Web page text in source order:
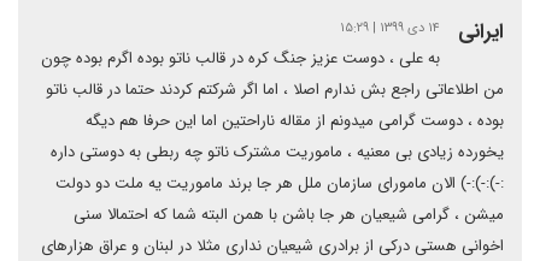
ایرانی ۱۴ دی ۱۳۹۹ | ۱۵:۲۹
به علی ، دوست عزیز جنگ کره در قالب ناتو بوده اگرم بوده چون
من اطلاعاتی راجع بش ندارم اصلا ، اما اگر شرکتم کردند حتما در قالب ناتو
بوده ، دوست گرامی میدونم از مقاله ناراحتین اما این حرفا هم دیگه
یخورده زیادی بی معنیه ، ماموریت مشترک ناتو چه ربطی به دوستی داره
:-):-):-) الان مامورای سازمان ملل هر جا برند ماموریت یه ملت دو دولت
میشن ، گرامی شیعیان هر جا باشن با همن البته شما که احتمالا سنی
اخوانی هستی درکی از برادری شیعیان نداری مثلا در لبنان و عراق هزارهای